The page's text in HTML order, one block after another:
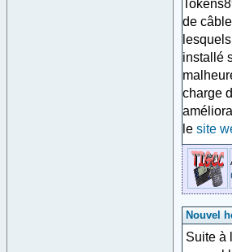
de
installé
charge
le site
Nouvel
Suite à